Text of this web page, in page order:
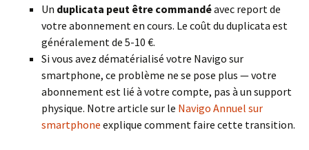
Un duplicata peut être commandéavec report de
votre abonnement en cours. Le coût du duplicata est
généralement de 5-10 €.
Si vous avez dématérialisé votre Navigo sur
smartphone, ce problème ne se pose plus — votre
abonnement est lié à votre compte, pas à un support
physique. Notre article sur le Navigo Annuel sur
smartphone explique comment faire cette transition.